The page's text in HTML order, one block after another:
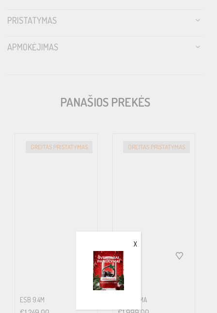
PRISTATYMAS
APMOKĖJIMAS
PANAŠIOS PREKĖS
GREITAS PRISTATYMAS
ESB 9.4M
GREITAS PRISTATYMAS
ESB 9.UMA
X